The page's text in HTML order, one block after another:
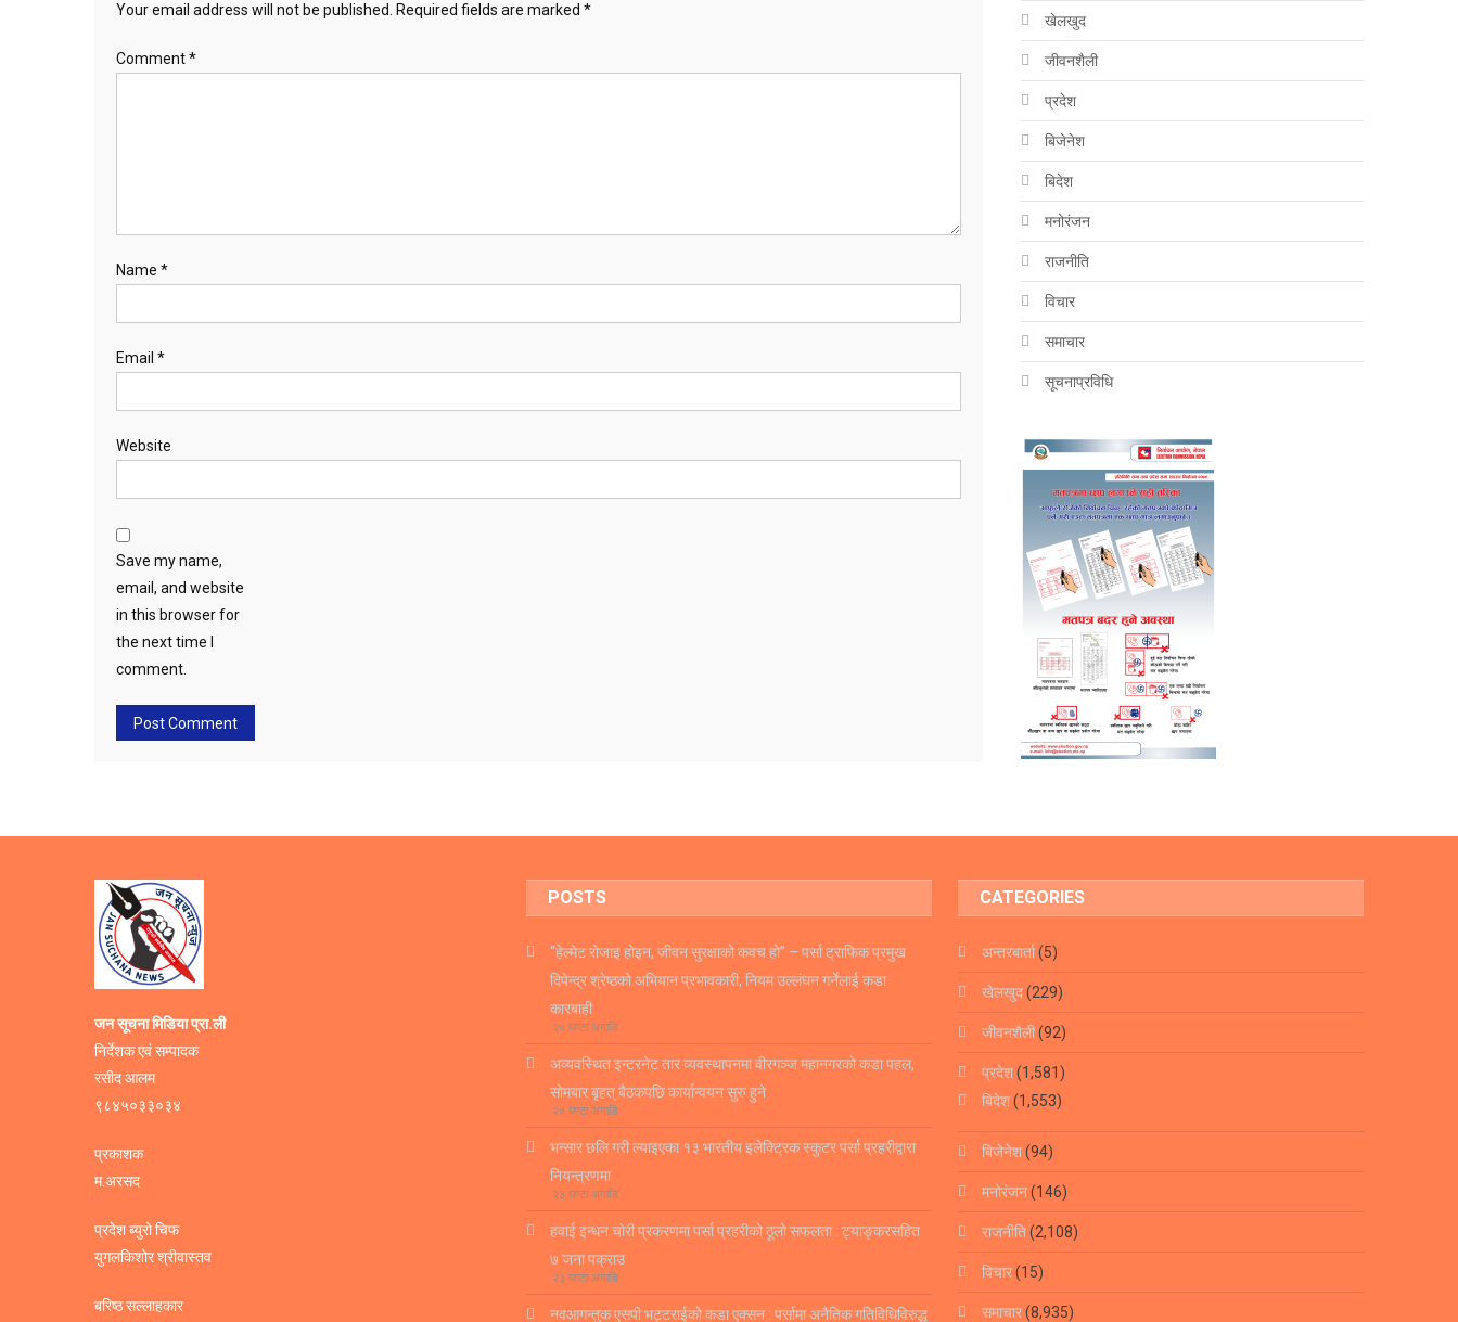
Your email address will not be published. Required fields are marked *
Comment*
Name *
Email *
Website
Save my name,
email, and website
in this browser for
the next time I
comment.
खेलखुद
जीवनशैली
प्रदेश
बिजेनेश
बिदेश
मनोरंजन
राजनीति
विचार
समाचार
सूचनाप्रविधि
जन सूचना मिडिया प्रा.ली
निर्देशक एवं सम्पादक
रसीद आलम
९८४५०३३०३४
प्रकाशक
म.अरसद
प्रदेश ब्युरो चिफ
युगलकिशोर श्रीवास्तव
बरिष्ठ सल्लाहकार
POSTS
“हेल्मेट रोजाइ होइन, जीवन सुरक्षाको कवच हो” – पर्सा ट्राफिक प्रमुख
दिपेन्द्र श्रेष्ठको अभियान प्रभावकारी, नियम उल्लंघन गर्नेलाई कडा
कारबाही
२० घण्टा अगाडि
अव्यवस्थित इन्टरनेट तार व्यवस्थापनमा वीरगञ्ज महानगरको कडा पहल,
सोमबार बृहत् बैठकपछि कार्यान्वयन सुरु हुने
२० घण्टा अगाडि
भन्सार छलि गरी ल्याइएका १३ भारतीय इलेक्ट्रिक स्कुटर पर्सा प्रहरीद्वारा
नियन्त्रणमा
२३ घण्टा अगाडि
हवाई इन्धन चोरी प्रकरणमा पर्सा प्रहरीको ठूलो सफलता : ट्याङ्करसहित
७ जना पक्राउ
२३ घण्टा अगाडि
नवआगन्तुक एसपी भट्टराईको कडा एक्सन : पर्सामा अनैतिक गतिविधिविरुद्ध
CATEGORIES
अन्तरबार्ता(5)
खेलखुद(229)
जीवनशैली(92)
प्रदेश(1,581)
बिदेश(1,553)
बिजेनेश(94)
मनोरंजन(146)
राजनीति(2,108)
विचार(15)
समाचार(8,935)